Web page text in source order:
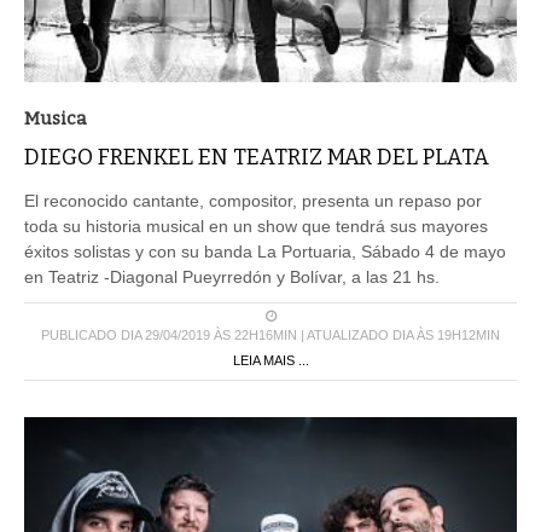
Musica
DIEGO FRENKEL EN TEATRIZ MAR DEL PLATA
El reconocido cantante, compositor, presenta un repaso por
toda su historia musical en un show que tendrá sus mayores
éxitos solistas y con su banda La Portuaria, Sábado 4 de mayo
en Teatriz -Diagonal Pueyrredón y Bolívar, a las 21 hs.
PUBLICADO DIA 29/04/2019 ÀS 22H16MIN | ATUALIZADO DIA ÀS 19H12MIN
LEIA MAIS ...